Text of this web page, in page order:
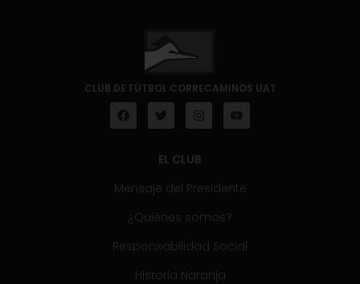
CLUB DE FÚTBOL CORRECAMINOS UAT
EL CLUB
Mensaje del Presidente
¿Quiénes somos?
Responsabilidad Social
Historia Naranja